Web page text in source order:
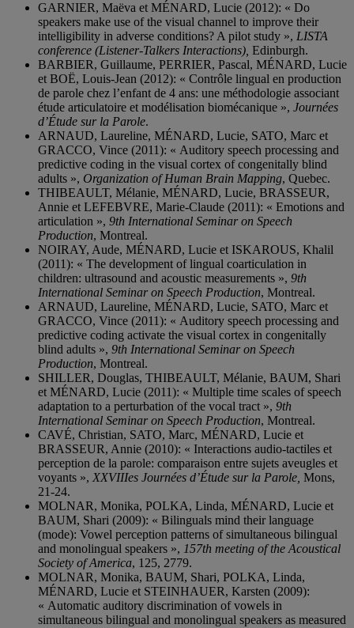
GARNIER, Maëva et MÉNARD, Lucie (2012): « Do
speakers make use of the visual channel to improve their
intelligibility in adverse conditions? A pilot study », LISTA
conference (Listener-Talkers Interactions), Edinburgh.
BARBIER, Guillaume, PERRIER, Pascal, MÉNARD, Lucie
et BOË, Louis-Jean (2012): « Contrôle lingual en production
de parole chez l’enfant de 4 ans: une méthodologie associant
étude articulatoire et modélisation biomécanique », Journées
d’Étude sur la Parole.
ARNAUD, Laureline, MÉNARD, Lucie, SATO, Marc et
GRACCO, Vince (2011): « Auditory speech processing and
predictive coding in the visual cortex of congenitally blind
adults », Organization of Human Brain Mapping, Quebec.
THIBEAULT, Mélanie, MÉNARD, Lucie, BRASSEUR,
Annie et LEFEBVRE, Marie-Claude (2011): « Emotions and
articulation », 9th International Seminar on Speech
Production, Montreal.
NOIRAY, Aude, MÉNARD, Lucie et ISKAROUS, Khalil
(2011): « The development of lingual coarticulation in
children: ultrasound and acoustic measurements », 9th
International Seminar on Speech Production, Montreal.
ARNAUD, Laureline, MÉNARD, Lucie, SATO, Marc et
GRACCO, Vince (2011): « Auditory speech processing and
predictive coding activate the visual cortex in congenitally
blind adults », 9th International Seminar on Speech
Production, Montreal.
SHILLER, Douglas, THIBEAULT, Mélanie, BAUM, Shari
et MÉNARD, Lucie (2011): « Multiple time scales of speech
adaptation to a perturbation of the vocal tract », 9th
International Seminar on Speech Production, Montreal.
CAVÉ, Christian, SATO, Marc, MÉNARD, Lucie et
BRASSEUR, Annie (2010): « Interactions audio-tactiles et
perception de la parole: comparaison entre sujets aveugles et
voyants », XXVIIIes Journées d’Étude sur la Parole, Mons,
21-24.
MOLNAR, Monika, POLKA, Linda, MÉNARD, Lucie et
BAUM, Shari (2009): « Bilinguals mind their language
(mode): Vowel perception patterns of simultaneous bilingual
and monolingual speakers », 157th meeting of the Acoustical
Society of America, 125, 2779.
MOLNAR, Monika, BAUM, Shari, POLKA, Linda,
MÉNARD, Lucie et STEINHAUER, Karsten (2009):
« Automatic auditory discrimination of vowels in
simultaneous bilingual and monolingual speakers as measured